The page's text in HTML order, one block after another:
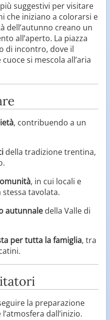
suggestivi per visitare
che iniziano a colorarsi e
dell’autunno creano un
all’aperto. La piazza
di incontro, dove il
si mescola all’aria
, contribuendo a un
della tradizione trentina,
, in cui locali e
tavolata.
autunnale della Valle di
per tutta la famiglia, tra
la preparazione
dall’inizio.